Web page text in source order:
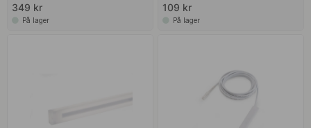
349 kr
På lager
109 kr
På lager